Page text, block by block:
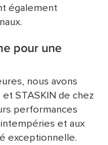
également
pour une
nous avons
STASKIN de chez
performances
intempéries et aux
exceptionnelle.